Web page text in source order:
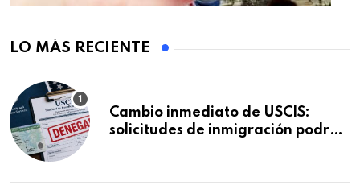
LO MÁS RECIENTE
Cambio inmediato de USCIS:
solicitudes de inmigración podrán